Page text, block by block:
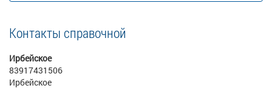
Контакты справочной
Ирбейское
83917431506
Ирбейское